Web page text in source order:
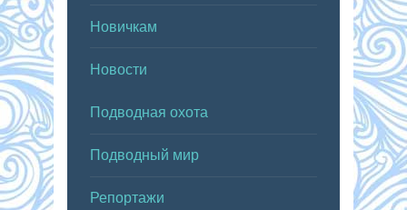
Новичкам
Новости
Подводная охота
Подводный мир
Репортажи